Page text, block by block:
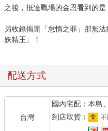
之後，抵達戰場的金恩看到的
另收錄揭開「怠惰之罪」那無
妖精王」！
配送方式
台灣
國內宅配：本島
到店取貨：